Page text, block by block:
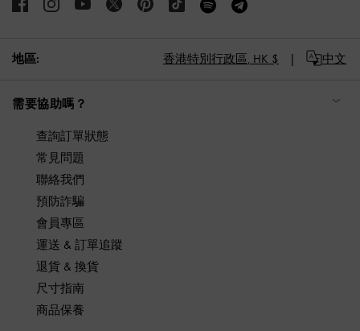
地區: 香港特別行政區, HK $ 中文
需要協助嗎？
查詢訂單狀態
常見問題
聯絡我們
預防詐騙
會員專區
運送 & 訂單追蹤
退貨 & 換貨
尺寸指南
商品保養